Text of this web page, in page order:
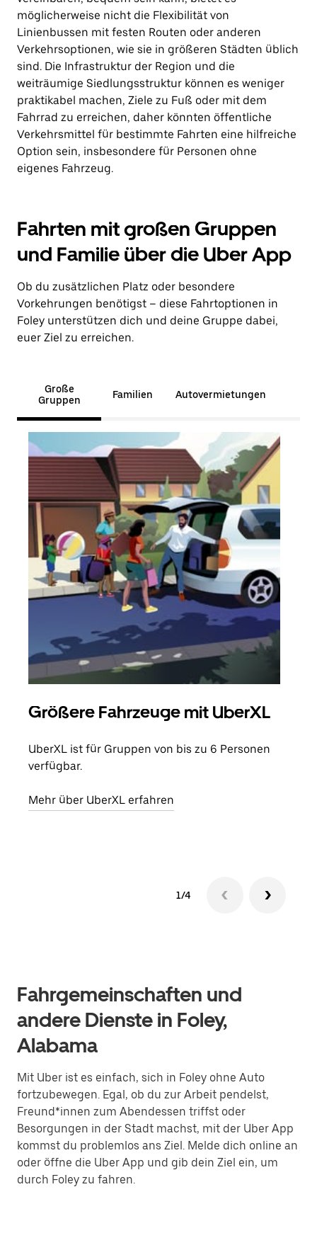
möglicherweise nicht die Flexibilität von
Linienbussen mit festen Routen oder anderen
Verkehrsoptionen, wie sie in größeren Städten üblich
sind. Die Infrastruktur der Region und die
weiträumige Siedlungsstruktur können es weniger
praktikabel machen, Ziele zu Fuß oder mit dem
Fahrrad zu erreichen, daher könnten öffentliche
Verkehrsmittel für bestimmte Fahrten eine hilfreiche
Option sein, insbesondere für Personen ohne
eigenes Fahrzeug.
Fahrten mit großen Gruppen
und Familie über die Uber App
Ob du zusätzlichen Platz oder besondere
Vorkehrungen benötigst – diese Fahrtoptionen in
Foley unterstützen dich und deine Gruppe dabei,
euer Ziel zu erreichen.
Große
Gruppen
Familien Autovermietungen
Größere Fahrzeuge mit UberXL
UberXL ist für Gruppen von bis zu 6 Personen
verfügbar.
Mehr über UberXL erfahren
1/4
Fahrgemeinschaften und
andere Dienste in Foley,
Alabama
Mit Uber ist es einfach, sich in Foley ohne Auto
fortzubewegen. Egal, ob du zur Arbeit pendelst,
Freund*innen zum Abendessen triffst oder
Besorgungen in der Stadt machst, mit der Uber App
kommst du problemlos ans Ziel. Melde dich online an
oder öffne die Uber App und gib dein Ziel ein, um
durch Foley zu fahren.